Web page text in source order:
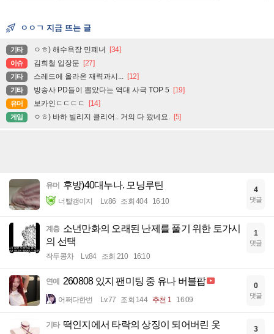
ㅇㅇㄱ 지금 뜨는 글
기타 ㅇㅎ) 해수욕장 민폐녀 [34]
이슈 김희철 입장문 [27]
기타 스레드에 올라온 재력과시... [12]
기타 방송사 PD들이 뽑았다는 역대 사극 TOP 5 [19]
유머 보카인ㄷㄷㄷㄷ [14]
게임 ㅇㅎ) 바하 빌리지 클리어.. 거의 다 왔네요. [5]
유머 후방)40대누나. 모닝루틴
너빨갱이지 Lv.86 조회 404 16:10
4
댓글
계층 소년만화의 오래된 난제를 풀기 위한 토가시
의 선택
작두콩차 Lv.84 조회 210 16:10
1
댓글
연예 260808 있지 팬미팅 중 유나 버블팝
어쩌다한번 Lv.77 조회 144 추천 1 16:09
0
댓글
기타 떡인지에서 타락의 상징이 되어버린 옷 3